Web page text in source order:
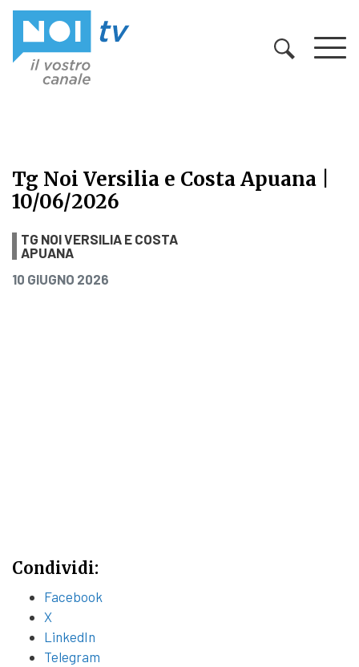
Tg Noi Versilia e Costa Apuana |
10/06/2026
Tg Noi Versilia e Costa Apuana |
TG NOI VERSILIA E COSTA
APUANA
PUBBLICATO IL
10 GIUGNO 2026
Condividi:
Facebook
X
LinkedIn
Telegram